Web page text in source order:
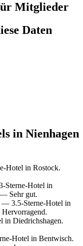
Mitglieder
Daten
in Nienhagen
Hotel in Rostock.
Sterne-Hotel in
— Sehr gut.
— 3.5-Sterne-Hotel in
in Diedrichshagen.
Hotel in Bentwisch.